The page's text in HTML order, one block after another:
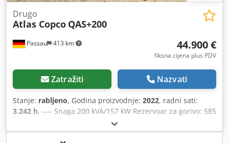
Passau 413 km
Drugo
Atlas Copco QAS+200
44.900 €
fiksna cijena plus PDV
Zatražiti Nazvati
Stanje: rabljeno, Godina proizvodnje: 2022, radni sati:
3.242 h, ---- Snaga 200 kVA/157 kW Rezervoar za gorivo: 585
litara 3242 radna sata, godina proizvodnje 12/2022
Utikačnice: 125-63-32-16 A + DS Prekidač diferencijalne